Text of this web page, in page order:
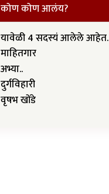
कोण कोण आलंय?
यावेळी 4 सदस्यं आलेले आहेत.
माहितगार
अभ्या..
दुर्गविहारी
वृषभ खोंडे